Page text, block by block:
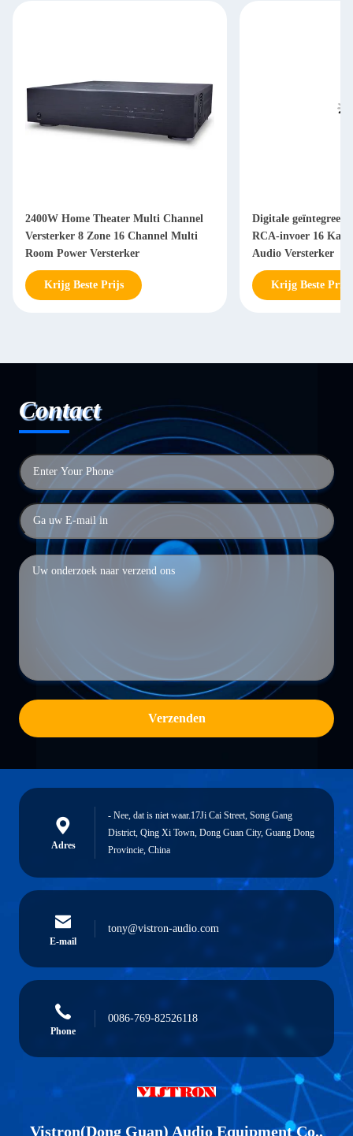
2400W Home Theater Multi Channel
Versterker 8 Zone 16 Channel Multi
Room Power Versterker
Krijg Beste Prijs
Digitale
RCA-invoer 16
Audio Versterker
Krijg Beste Prijs
Contact
Verzenden
Adres
- Nee, dat is niet waar.17Ji Cai Street, Song Gang
District, Qing Xi Town, Dong Guan City, Guang Dong
Provincie, China
E-mail
tony@vistron-audio.com
Phone
0086-769-82526118
Vistron(Dong Guan) Audio Equipment Co.,